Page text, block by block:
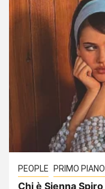
PEOPLE PRIMO PIANO
Chi è Sienna Spiro